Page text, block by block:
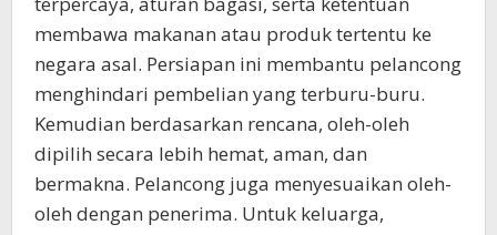
membawa makanan atau produk tertentu ke
negara asal. Persiapan ini membantu pelancong
menghindari pembelian yang terburu-buru.
Kemudian berdasarkan rencana, oleh-oleh
dipilih secara lebih hemat, aman, dan
bermakna. Pelancong juga menyesuaikan oleh-
oleh dengan penerima. Untuk keluarga,